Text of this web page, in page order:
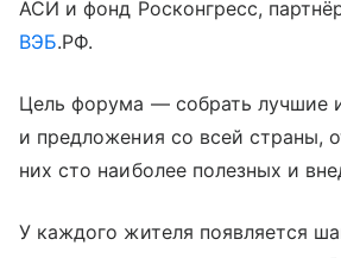
АСИ и фонд Росконгресс,
ВЭБ.РФ.
Цель форума — собрать лучшие
и предложения со всей страны,
них сто наиболее полезных и
У каждого жителя появляется